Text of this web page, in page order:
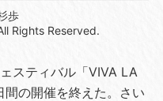
歩
Rights Reserved.
スティバル「VIVA LA
の開催を終えた。さい